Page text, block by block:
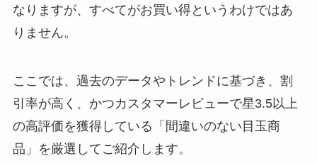
なりますが、すべてがお買い得というわけではあ
りません。
ここでは、過去のデータやトレンドに基づき、割
引率が高く、かつカスタマーレビューで星3.5以上
の高評価を獲得している「間違いのない目玉商
品」を厳選してご紹介します。